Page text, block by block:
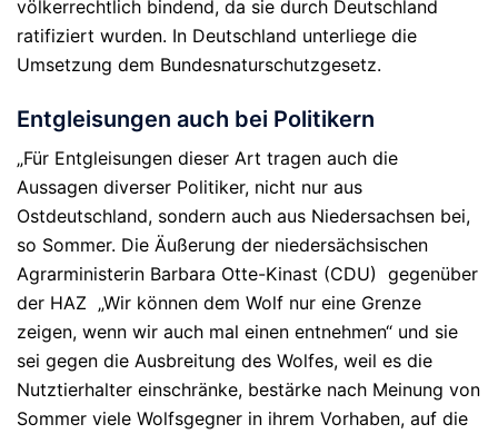
völkerrechtlich bindend, da sie durch Deutschland
ratifiziert wurden. In Deutschland unterliege die
Umsetzung dem Bundesnaturschutzgesetz.
Entgleisungen auch bei Politikern
„Für Entgleisungen dieser Art tragen auch die
Aussagen diverser Politiker, nicht nur aus
Ostdeutschland, sondern auch aus Niedersachsen bei,
so Sommer. Die Äußerung der niedersächsischen
Agrarministerin Barbara Otte-Kinast (CDU) gegenüber
der HAZ „Wir können dem Wolf nur eine Grenze
zeigen, wenn wir auch mal einen entnehmen“ und sie
sei gegen die Ausbreitung des Wolfes, weil es die
Nutztierhalter einschränke, bestärke nach Meinung von
Sommer viele Wolfsgegner in ihrem Vorhaben, auf die